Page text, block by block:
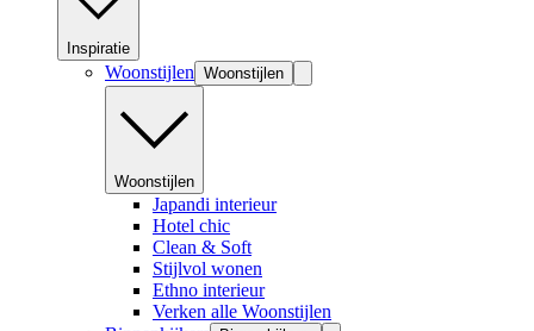
Inspiratie
Woonstijlen Woonstijlen
Woonstijlen
Japandi interieur
Hotel chic
Clean & Soft
Stijlvol wonen
Ethno interieur
Verken alle Woonstijlen